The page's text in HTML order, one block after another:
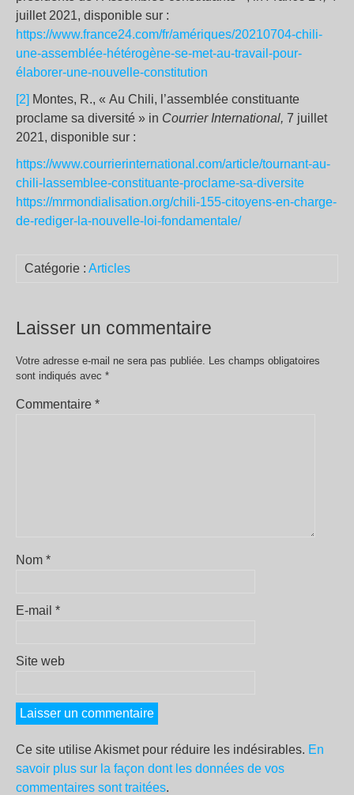
juillet 2021, disponible sur :
https://www.france24.com/fr/amériques/20210704-chili-
une-assemblée-hétérogène-se-met-au-travail-pour-
élaborer-une-nouvelle-constitution
[2] Montes, R., « Au Chili, l’assemblée constituante
proclame sa diversité » in Courrier International, 7 juillet
2021, disponible sur :
https://www.courrierinternational.com/article/tournant-au-
chili-lassemblee-constituante-proclame-sa-diversite
https://mrmondialisation.org/chili-155-citoyens-en-charge-
de-rediger-la-nouvelle-loi-fondamentale/
Catégorie : Articles
Laisser un commentaire
Votre adresse e-mail ne sera pas publiée.
Les champs obligatoires
sont indiqués avec *
Commentaire *
Nom *
E-mail *
Site web
Ce site utilise Akismet pour réduire les indésirables. En
savoir plus sur la façon dont les données de vos
commentaires sont traitées.